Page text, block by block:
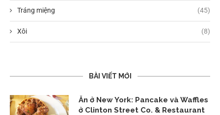
Tráng miệng (45)
Xôi (8)
BÀI VIẾT MỚI
Ăn ở New York: Pancake và Waffles
ở Clinton Street Co. & Restaurant